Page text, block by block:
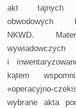
akt tajnych
obwodowych
NKWD.
i
kątem
«operacyjno-
wybrane akta